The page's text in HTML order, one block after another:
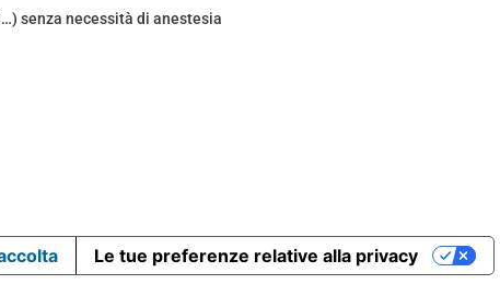
senza necessità di anestesia
Le tue preferenze relative alla privacy